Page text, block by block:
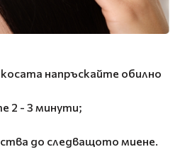
напръскайте обилно
2 - 3 минути;
до следващото миене.